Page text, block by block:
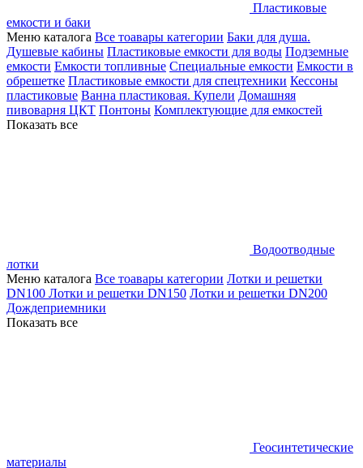
Пластиковые
емкости и баки
Меню каталога Все тоавары категории Баки для душа.
Душевые кабины Пластиковые емкости для воды Подземные
емкости Емкости топливные Специальные емкости Емкости в
обрешетке Пластиковые емкости для спецтехники Кессоны
пластиковые Ванна пластиковая. Купели Домашняя
пивоварня ЦКТ Понтоны Комплектующие для емкостей
Показать все
Водоотводные
лотки
Меню каталога Все тоавары категории Лотки и решетки
DN100 Лотки и решетки DN150 Лотки и решетки DN200
Дождеприемники
Показать все
Геосинтетические
материалы